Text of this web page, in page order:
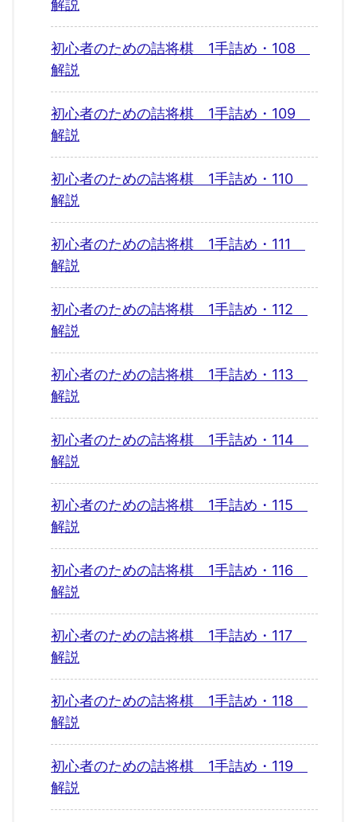
解説
初心者のための詰将棋 1手詰め・108
解説
初心者のための詰将棋 1手詰め・109
解説
初心者のための詰将棋 1手詰め・110
解説
初心者のための詰将棋 1手詰め・111
解説
初心者のための詰将棋 1手詰め・112
解説
初心者のための詰将棋 1手詰め・113
解説
初心者のための詰将棋 1手詰め・114
解説
初心者のための詰将棋 1手詰め・115
解説
初心者のための詰将棋 1手詰め・116
解説
初心者のための詰将棋 1手詰め・117
解説
初心者のための詰将棋 1手詰め・118
解説
初心者のための詰将棋 1手詰め・119
解説